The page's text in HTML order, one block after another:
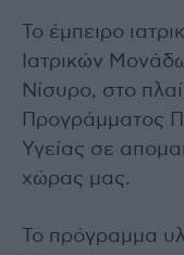
Το έμπειρο
Ιατρικών
Νίσυρο, στο
Προγράμματος
Υγείας σε
χώρας μας.
Το πρόγραμμα